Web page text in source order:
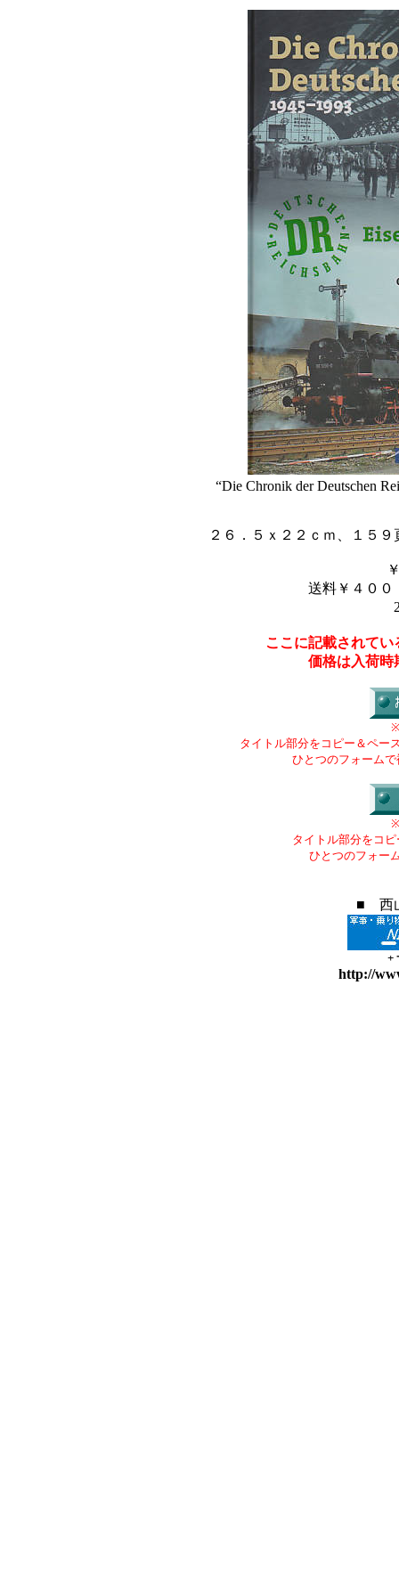
“Die Chronik der Deutschen
２６．５ｘ２２ｃｍ、１５
送料￥４００
ここに記載されて
価格は入荷時
タイトル部分をコピー＆ペー
ひとつのフォーム
タイトル部分をコ
ひとつのフォー
■ 西
+
http://